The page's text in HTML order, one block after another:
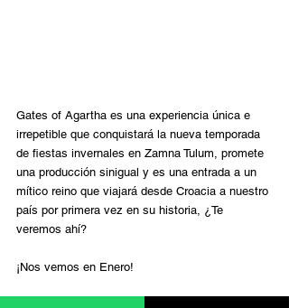
Gates of Agartha es una experiencia única e
irrepetible que conquistará la nueva temporada
de fiestas invernales en Zamna Tulum, promete
una producción sinigual y es una entrada a un
mítico reino que viajará desde Croacia a nuestro
país por primera vez en su historia, ¿Te
veremos ahí?
¡Nos vemos en Enero!